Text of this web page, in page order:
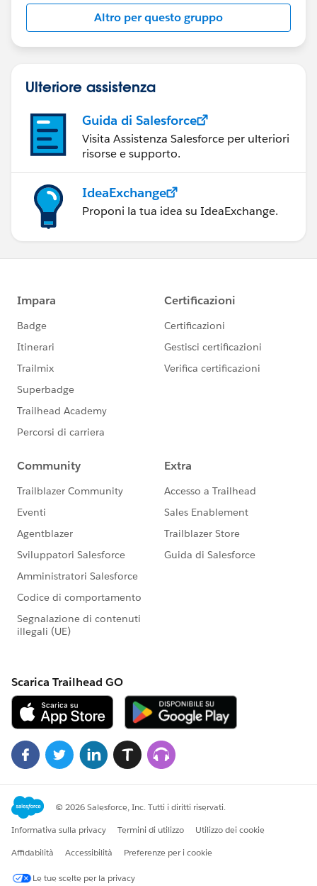
Altro per questo gruppo
Ulteriore assistenza
Guida di Salesforce
Visita Assistenza Salesforce per ulteriori
risorse e supporto.
IdeaExchange
Proponi la tua idea su IdeaExchange.